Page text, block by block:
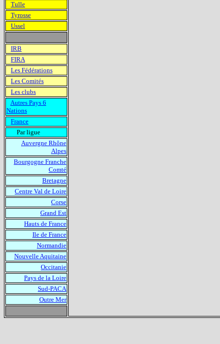
Tulle
Tyrosse
Ussel
IRB
FIRA
Les Fédérations
Les Comités
Les clubs
Autres Pays 6
Nations
France
Par ligue
Auvergne Rhône
Alpes
Bourgogne Franche
Comté
Bretagne
Centre Val de Loire
Corse
Grand Est
Hauts de France
Ile de France
Normandie
Nouvelle Aquitaine
Occitanie
Pays de la Loire
Sud-PACA
Outre Mer